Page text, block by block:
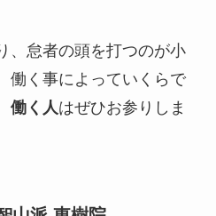
、怠者の頭を打つのが小
働く事によっていくらで
働く人はぜひお参りしま